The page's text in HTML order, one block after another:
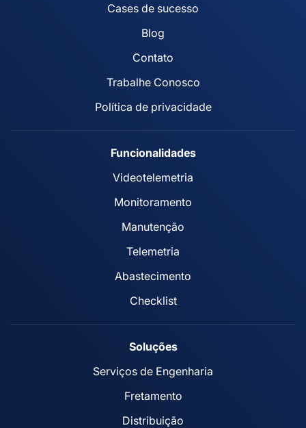
Cases de sucesso
Blog
Contato
Trabalhe Conosco
Política de privacidade
Funcionalidades
Videotelemetria
Monitoramento
Manutenção
Telemetria
Abastecimento
Checklist
Soluções
Serviços de Engenharia
Fretamento
Distribuição